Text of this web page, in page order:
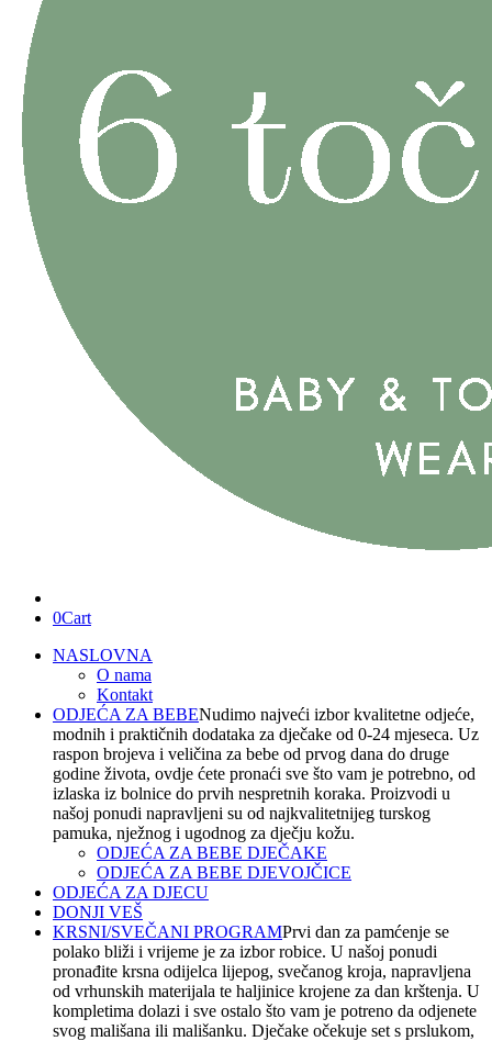
0Cart
NASLOVNA
O nama
Kontakt
ODJEĆA ZA BEBENudimo najveći izbor kvalitetne odjeće,
modnih i praktičnih dodataka za dječake od 0-24 mjeseca. Uz
raspon brojeva i veličina za bebe od prvog dana do druge
godine života, ovdje ćete pronaći sve što vam je potrebno, od
izlaska iz bolnice do prvih nespretnih koraka. Proizvodi u
našoj ponudi napravljeni su od najkvalitetnijeg turskog
pamuka, nježnog i ugodnog za dječju kožu.
ODJEĆA ZA BEBE DJEČAKE
ODJEĆA ZA BEBE DJEVOJČICE
ODJEĆA ZA DJECU
DONJI VEŠ
KRSNI/SVEČANI PROGRAMPrvi dan za pamćenje se
polako bliži i vrijeme je za izbor robice. U našoj ponudi
pronađite krsna odijelca lijepog, svečanog kroja, napravljena
od vrhunskih materijala te haljinice krojene za dan krštenja. U
kompletima dolazi i sve ostalo što vam je potreno da odjenete
svog mališana ili mališanku. Dječake očekuje set s prslukom,